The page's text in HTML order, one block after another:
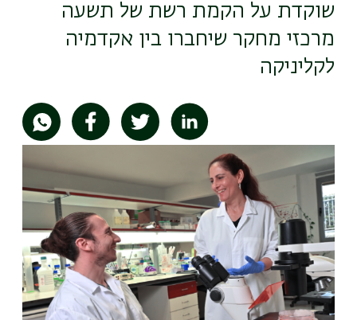
שוקדת על הקמת רשת של תשעה
מרכזי מחקר שיחברו בין אקדמיה
לקליניקה